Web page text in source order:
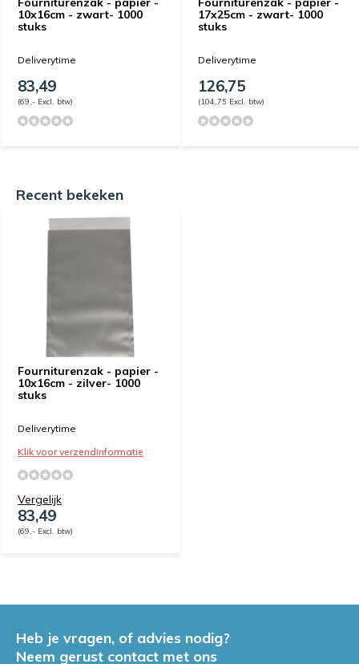
10x16cm - zwart- 1000
stuks
Deliverytime
83,49
(69,- Excl. btw)
17x25cm - zwart- 1000
stuks
Deliverytime
126,75
(104,75 Excl. btw)
Recent bekeken
Fourniturenzak - papier -
10x16cm - zilver- 1000
stuks
Deliverytime
Klik voor verzendinformatie
Vergelijk
83,49
(69,- Excl. btw)
Heb je vragen, of advies nodig?
Neem gerust contact met ons